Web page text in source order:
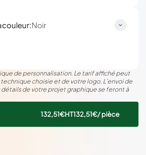
couleur:Noir
de personnalisation. Le tarif affiché peut
choisie et de votre logo. L’envoi de
détails de votre projet graphique se feront à
132,51€HT132,51€/ pièce